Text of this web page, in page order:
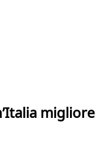
migliore